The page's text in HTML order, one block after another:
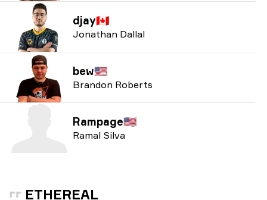
djay🇨🇦
Jonathan Dallal
bew🇺🇸
Brandon Roberts
Rampage🇺🇸
Ramal Silva
ETHEREAL